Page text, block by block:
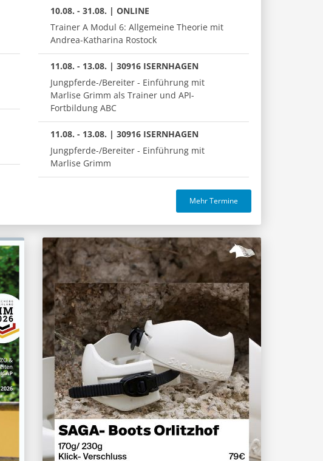
10.08. - 31.08. | ONLINE
Trainer A Modul 6: Allgemeine Theorie mit
Andrea-Katharina Rostock
11.08. - 13.08. | 30916 ISERNHAGEN
Jungpferde-/Bereiter - Einführung mit
Marlise Grimm als Trainer und API-
Fortbildung ABC
11.08. - 13.08. | 30916 ISERNHAGEN
Jungpferde-/Bereiter - Einführung mit
Marlise Grimm
Mehr Termine